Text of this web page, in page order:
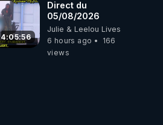
4:05:56
Direct du
05/08/2026
Julie & Leelou Lives
6 hours ago
166
views